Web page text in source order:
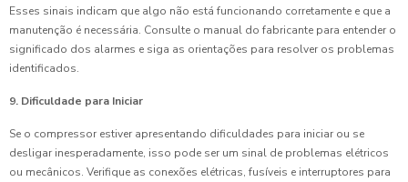
Esses sinais indicam que algo não está funcionando corretamente e que a
manutenção é necessária. Consulte o manual do fabricante para entender o
significado dos alarmes e siga as orientações para resolver os problemas
identificados.
9. Dificuldade para Iniciar
Se o compressor estiver apresentando dificuldades para iniciar ou se
desligar inesperadamente, isso pode ser um sinal de problemas elétricos
ou mecânicos. Verifique as conexões elétricas, fusíveis e interruptores para